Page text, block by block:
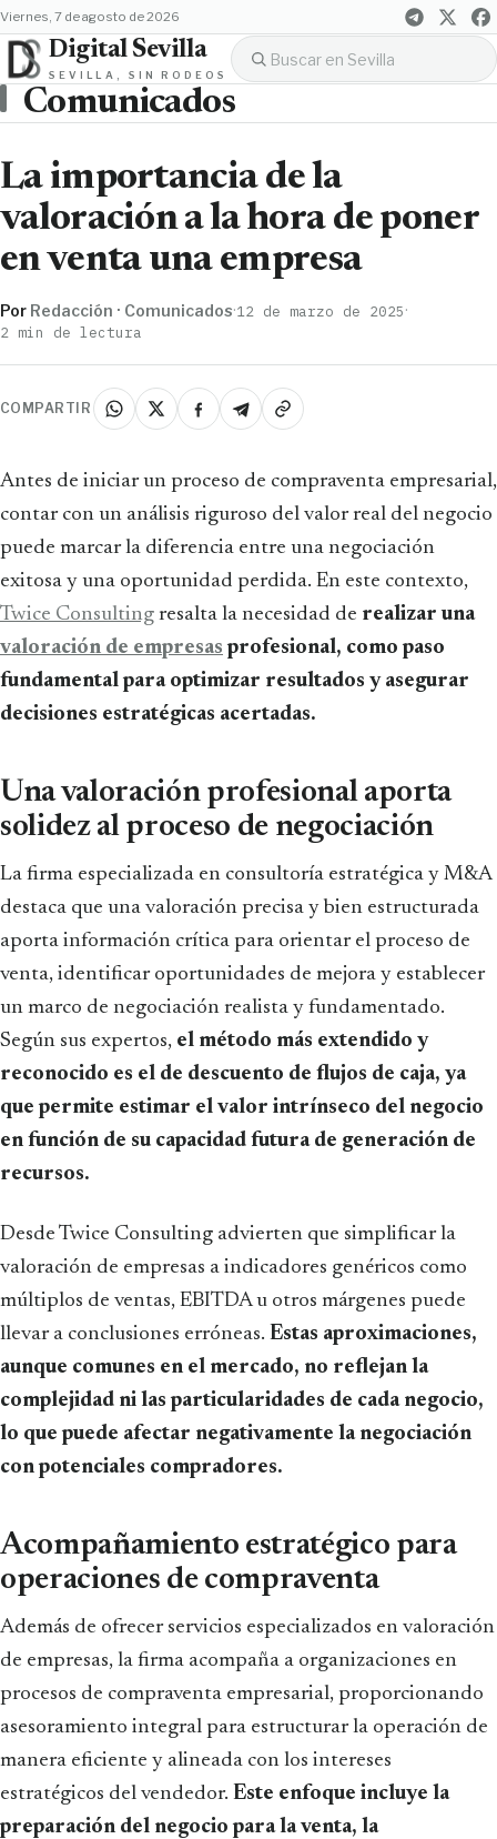
viernes, 7 de agosto de 2026
Digital Sevilla
SEVILLA, SIN RODEOS
Comunicados
La importancia de la
valoración a la hora de poner
en venta una empresa
Por Redacción · Comunicados·12 de marzo de 2025·
2 min de lectura
COMPARTIR
Antes de iniciar un proceso de compraventa empresarial,
contar con un análisis riguroso del valor real del negocio
puede marcar la diferencia entre una negociación
exitosa y una oportunidad perdida. En este contexto,
Twice Consulting resalta la necesidad de realizar una
valoración de empresas profesional, como paso
fundamental para optimizar resultados y asegurar
decisiones estratégicas acertadas.
Una valoración profesional aporta
solidez al proceso de negociación
La firma especializada en consultoría estratégica y M&A
destaca que una valoración precisa y bien estructurada
aporta información crítica para orientar el proceso de
venta, identificar oportunidades de mejora y establecer
un marco de negociación realista y fundamentado.
Según sus expertos, el método más extendido y
reconocido es el de descuento de flujos de caja, ya
que permite estimar el valor intrínseco del negocio
en función de su capacidad futura de generación de
recursos.
Desde Twice Consulting advierten que simplificar la
valoración de empresas a indicadores genéricos como
múltiplos de ventas, EBITDA u otros márgenes puede
llevar a conclusiones erróneas. Estas aproximaciones,
aunque comunes en el mercado, no reflejan la
complejidad ni las particularidades de cada negocio,
lo que puede afectar negativamente la negociación
con potenciales compradores.
Acompañamiento estratégico para
operaciones de compraventa
Además de ofrecer servicios especializados en valoración
de empresas, la firma acompaña a organizaciones en
procesos de compraventa empresarial, proporcionando
asesoramiento integral para estructurar la operación de
manera eficiente y alineada con los intereses
estratégicos del vendedor. Este enfoque incluye la
preparación del negocio para la venta, la